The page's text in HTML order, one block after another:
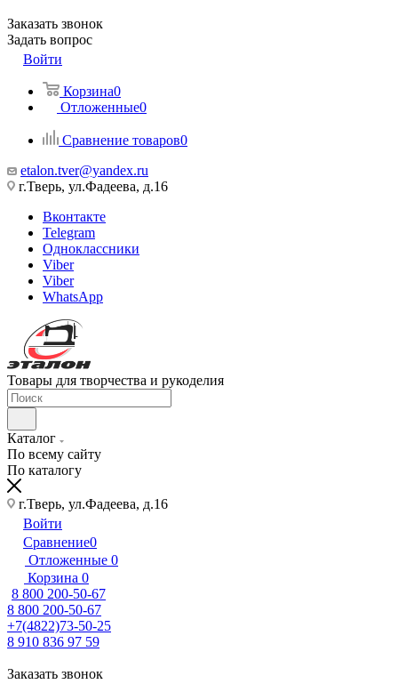
Заказать звонок
Задать вопрос
Войти
Корзина0
Отложенные0
Сравнение товаров0
etalon.tver@yandex.ru
г.Тверь, ул.Фадеева, д.16
Вконтакте
Telegram
Одноклассники
Viber
Viber
WhatsApp
Товары для творчества и рукоделия
Каталог
По всему сайту
По каталогу
г.Тверь, ул.Фадеева, д.16
Войти
Сравнение0
Отложенные 0
Корзина 0
8 800 200-50-67
8 800 200-50-67
+7(4822)73-50-25
8 910 836 97 59
Заказать звонок